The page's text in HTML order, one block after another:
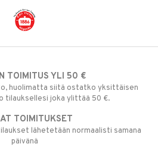
TOIMITUS YLI 50 €
huolimatta siitä ostatko yksittäisen
tilauksellesi joka ylittää 50 €.
TOIMITUKSET
lähetetään normaalisti samana
päivänä